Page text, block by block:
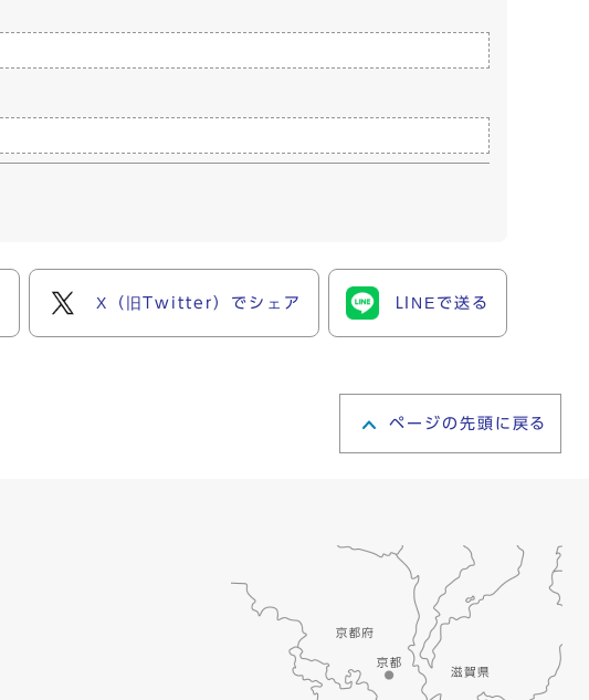
X（旧Twitter）でシェア LINEで送る
ページの先頭に戻る